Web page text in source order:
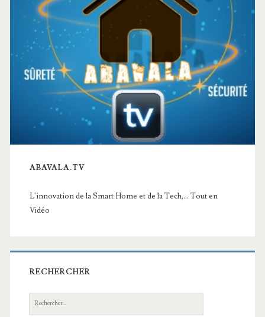
ABAVALA.TV
L'innovation de la Smart Home et de la Tech,... Tout en
Vidéo
RECHERCHER
Recherche: